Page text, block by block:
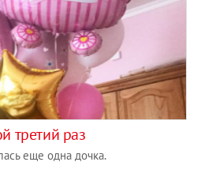
третий раз
еще одна дочка.